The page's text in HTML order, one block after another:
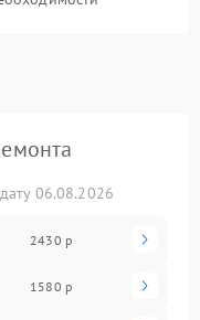
06.08.2026
2430 р
1580 р